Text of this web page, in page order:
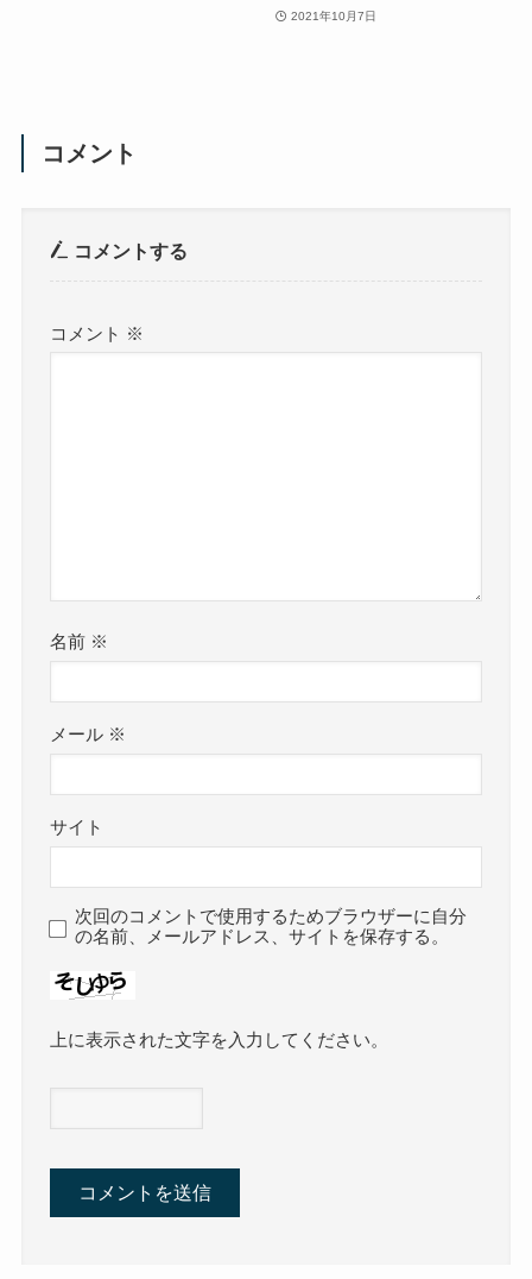
2021年10月7日
コメント
コメントする
コメント ※
名前 ※
メール ※
サイト
次回のコメントで使用するためブラウザーに自分
の名前、メールアドレス、サイトを保存する。
上に表示された文字を入力してください。